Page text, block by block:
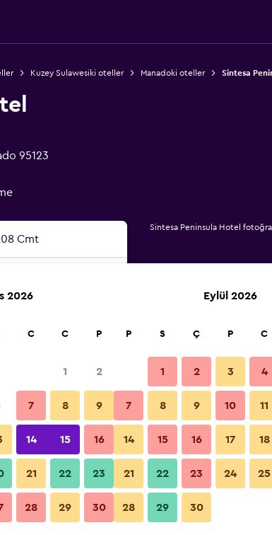
Kuzey Sulawesiki oteller Manadoki oteller Sintesa
95123
Cmt
gecelik fiyat
Fırsatı Görüntüle
Fırsatı Görüntüle
Sintesa Peninsula Hotel
2026
C C P
1 2
7 8 9
14 15 16
21 22 23
28 29 30
Eylül 2026
P S Ç P C
1 2 3 4
7 8 9 10 11
14 15 16 17 18
21 22 23 24 25
28 29 30